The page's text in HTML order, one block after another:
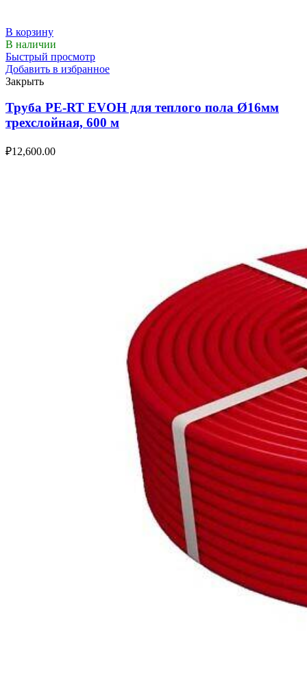
В корзину
В наличии
Быстрый просмотр
Добавить в избранное
Закрыть
Труба PE-RT EVOH для теплого пола Ø16мм
трехслойная, 600 м
₽12,600.00